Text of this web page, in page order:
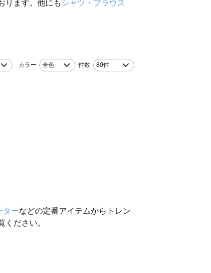
ります。他にも シャツ・ブラウス
カラー 全色 件数 80件
ターなどの定番アイテムからトレン
ださい。